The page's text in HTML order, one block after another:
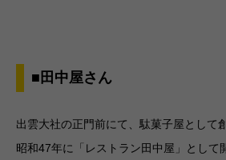
■田中屋さん
出雲大社の正門前にて、駄菓子屋として創
昭和47年に「レストラン田中屋」として